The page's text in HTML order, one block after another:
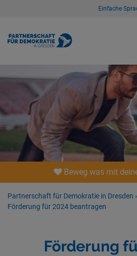
Einfache
Beweg was mit
Partnerschaft für Demokratie in Dresden ›
Förderung für 2024 beantragen
Förderung